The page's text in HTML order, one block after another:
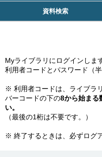
資料検索
Myライブラリにログインしま
利用者コードとパスワード（
※ 利用者コードは、ライブラ
バーコードの下の8から始まる
い。
（最後の1桁は不要です。）
※ 終了するときは、必ずログ